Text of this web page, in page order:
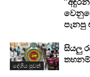
පැනපු
දේශිය පුවත්
සියලු